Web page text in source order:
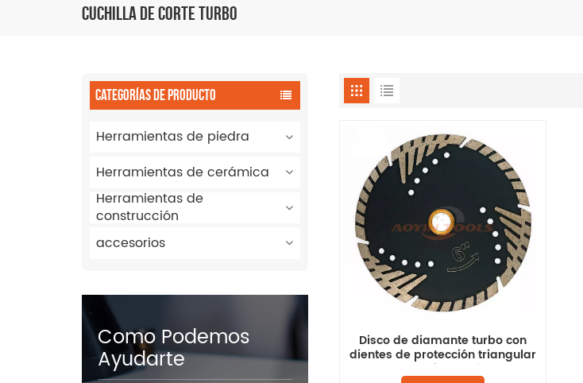
Cuchilla De Corte Turbo
CATEGORÍAS DE PRODUCTO
Herramientas de piedra
Herramientas de cerámica
Herramientas de
construcción
accesorios
Como Podemos
Ayudarte
Disco de diamante turbo con
dientes de protección triangular
para granito y mármol.